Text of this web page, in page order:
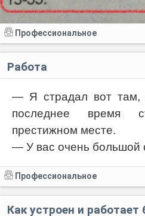
Профессиональное
Работа
— Я страдал вот там,
последнее время
престижном месте.
— У вас очень большой
Профессиональное
Как устроен и работает